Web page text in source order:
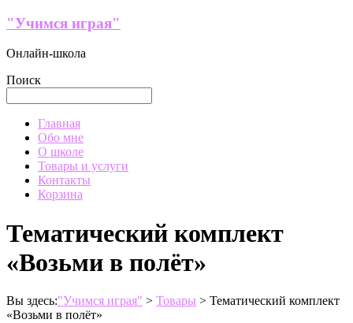
Перейти
содержимому
"Учимся играя"
Онлайн-школа
Поиск
МенюГлавная
Обо мне
О школе
Товары и услуги
Контакты
Корзина
Тематический комплект
«Возьми в полёт»
Вы здесь:"Учимся играя" > Товары > Тематический комплект
«Возьми в полёт»